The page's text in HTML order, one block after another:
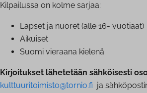
Kilpailussa on kolme sarjaa:
Lapset ja nuoret (alle 16- vuotiaat)
Aikuiset
Suomi vieraana kielenä
Kirjoitukset lähetetään sähköisesti
kulttuuritoimisto@tornio.fi ja